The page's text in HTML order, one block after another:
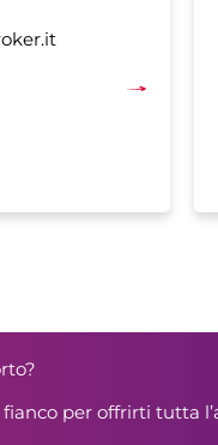
per offrirti tutta